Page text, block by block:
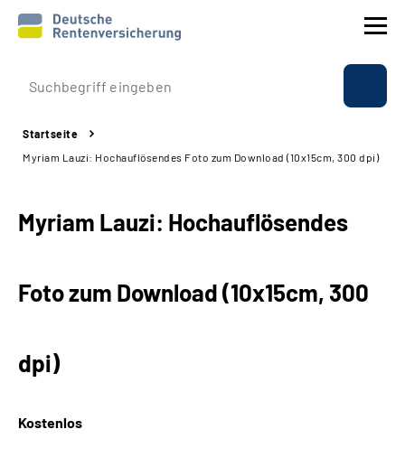
Prävention
Reha
Experten
Über uns & Presse
Startseite
Myriam Lauzi: Hochauflösendes Foto zum Download (10x15cm, 300 dpi)
Myriam Lauzi: Hochauflösendes
Foto zum Download (10x15cm, 300
dpi)
Kostenlos